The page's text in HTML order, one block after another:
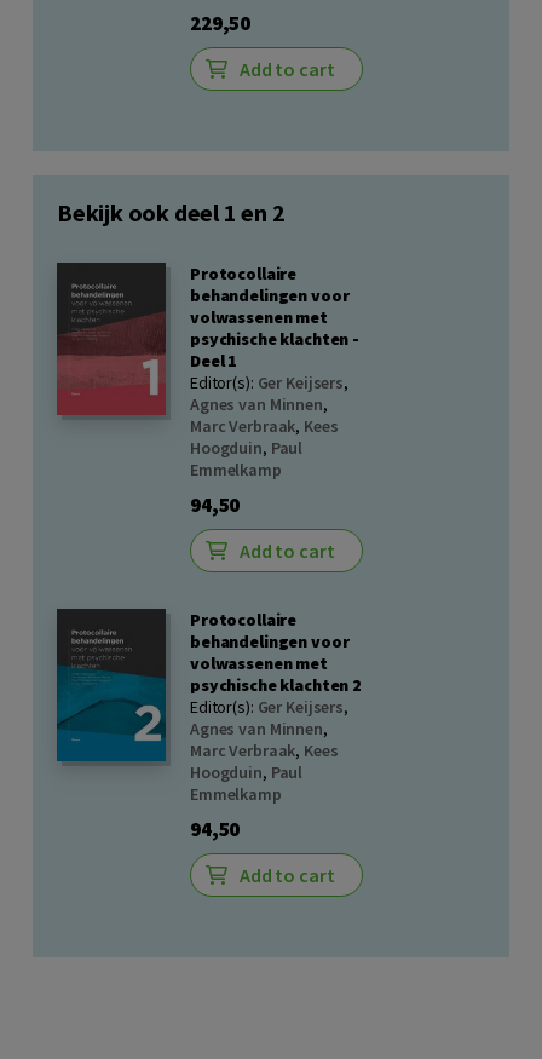
229,50
Add to cart
Bekijk ook deel 1 en 2
Protocollaire
behandelingen voor
volwassenen met
psychische klachten -
Deel 1
Editor(s): Ger Keijsers,
Agnes van Minnen,
Marc Verbraak, Kees
Hoogduin, Paul
Emmelkamp
94,50
Add to cart
Protocollaire
behandelingen voor
volwassenen met
psychische klachten 2
Editor(s): Ger Keijsers,
Agnes van Minnen,
Marc Verbraak, Kees
Hoogduin, Paul
Emmelkamp
94,50
Add to cart